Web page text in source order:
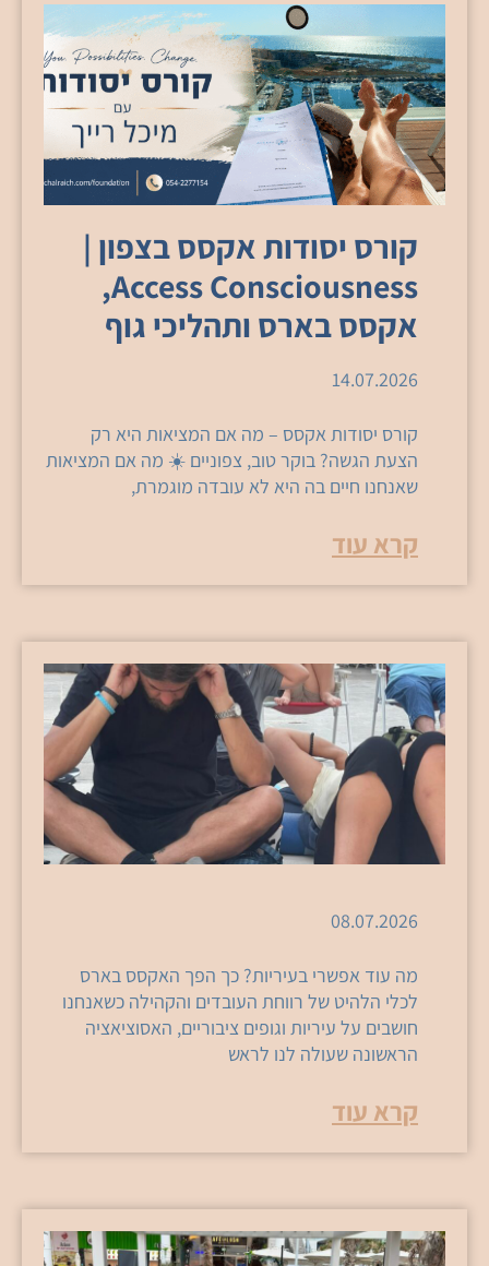
קורס יסודות אקסס בצפון |
Access Consciousness,
אקסס בארס ותהליכי גוף
14.07.2026
קורס יסודות אקסס – מה אם המציאות היא רק
הצעת הגשה? בוקר טוב, צפוניים ☀️ מה אם המציאות
שאנחנו חיים בה היא לא עובדה מוגמרת,
קרא עוד
08.07.2026
מה עוד אפשרי בעיריות? כך הפך האקסס בארס
לכלי הלהיט של רווחת העובדים והקהילה כשאנחנו
חושבים על עיריות וגופים ציבוריים, האסוציאציה
הראשונה שעולה לנו לראש
קרא עוד